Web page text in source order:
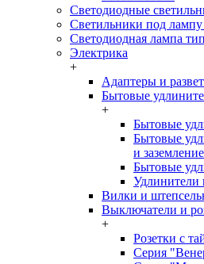
Светодиодные
Светильники под
Светодиодная лампа
Электрика
+
Адаптеры и
Бытовые
+
Бытовые
Бытовые
и
Бытовые
Удлинители
Вилки и
Выключатели и
+
Розетки с
Серия